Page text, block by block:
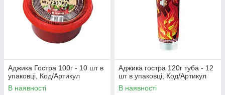
Аджика Гостра 100г - 10 шт в
упаковці, Код/Артикул
В наявності
Аджика гостра 120г туба - 12
шт в упаковці, Код/Артикул
В наявності